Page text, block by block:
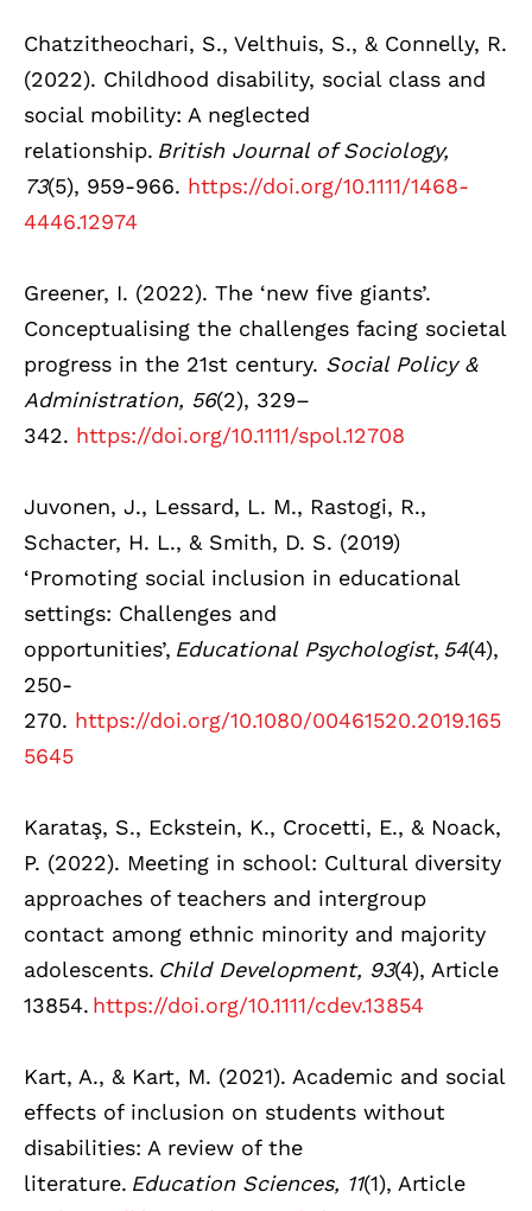
Chatzitheochari, S., Velthuis, S., & Connelly, R.
(2022). Childhood disability, social class and
social mobility: A neglected
relationship. British Journal of Sociology,
73(5), 959-966. https://doi.org/10.1111/1468-
4446.12974
Greener, I. (2022). The ‘new five giants’.
Conceptualising the challenges facing societal
progress in the 21st century. Social Policy &
Administration, 56(2), 329–
342. https://doi.org/10.1111/spol.12708
Juvonen, J., Lessard, L. M., Rastogi, R.,
Schacter, H. L., & Smith, D. S. (2019)
‘Promoting social inclusion in educational
settings: Challenges and
opportunities’, Educational Psychologist, 54(4),
250-
270. https://doi.org/10.1080/00461520.2019.165
5645
Karataş, S., Eckstein, K., Crocetti, E., & Noack,
P. (2022). Meeting in school: Cultural diversity
approaches of teachers and intergroup
contact among ethnic minority and majority
adolescents. Child Development, 93(4), Article
13854. https://doi.org/10.1111/cdev.13854
Kart, A., & Kart, M. (2021). Academic and social
effects of inclusion on students without
disabilities: A review of the
literature. Education Sciences, 11(1), Article